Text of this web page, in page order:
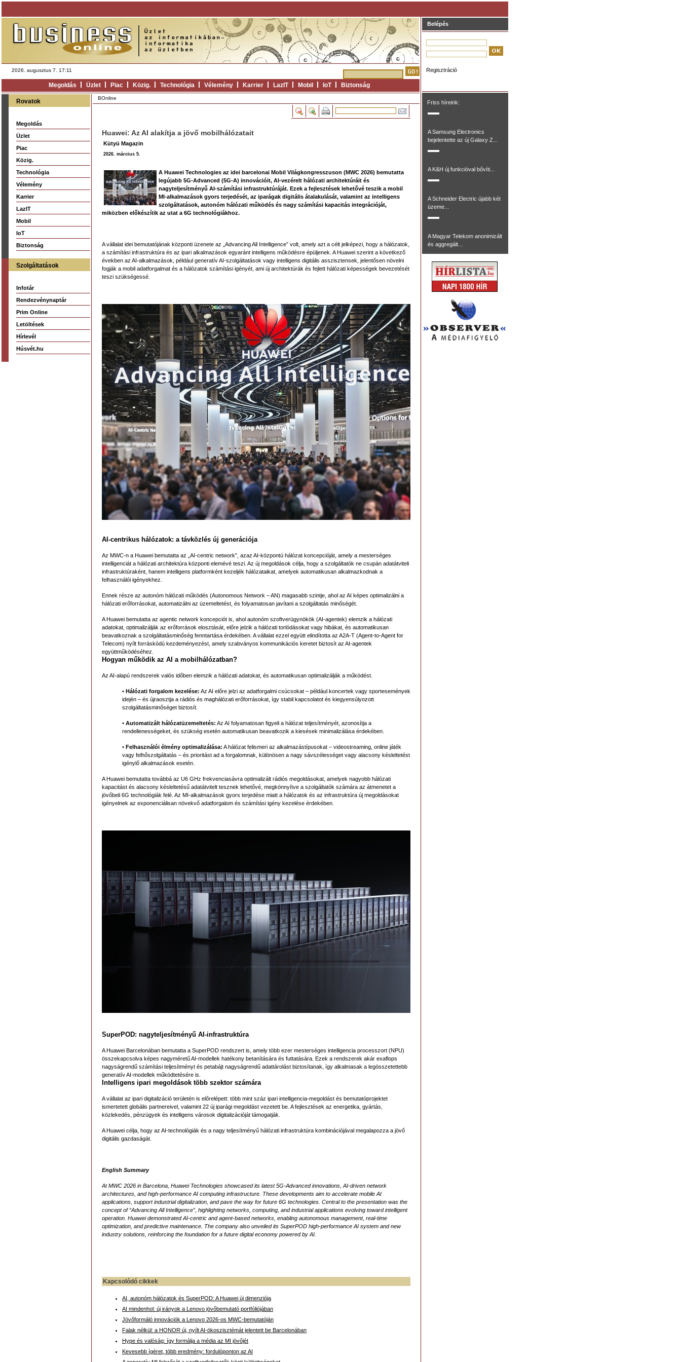
2026. augusztus 7. 17:11
Megoldás Üzlet Piac Közig. Technológia Vélemény Karrier LazIT Mobil IoT Biztonság
Rovatok
Megoldás
Üzlet
Piac
Közig.
Technológia
Vélemény
Karrier
LazIT
Mobil
IoT
Biztonság
Szolgáltatások
Infotár
Rendezvénynaptár
Prim Online
Letöltések
Hírlevél
Húsvét.hu
BOnline
Huawei: Az AI alakítja a jövő mobilhálózatait
Kütyü Magazin
2026. március 5.
A Huawei Technologies az idei barcelonai Mobil Világkongresszuson (MWC 2026) bemutatta
legújabb 5G-Advanced (5G-A) innovációit, AI-vezérelt hálózati architektúráit és
nagyteljesítményű AI-számítási infrastruktúráját. Ezek a fejlesztések lehetővé teszik a mobil
MI-alkalmazások gyors terjedését, az iparágak digitális átalakulását, valamint az intelligens
szolgáltatások, autonóm hálózati működés és nagy számítási kapacitás integrációját,
miközben előkészítik az utat a 6G technológiákhoz.
A vállalat idei bemutatójának központi üzenete az „Advancing All Intelligence” volt, amely azt a célt jelképezi, hogy a hálózatok,
a számítási infrastruktúra és az ipari alkalmazások egyaránt intelligens működésre épüljenek. A Huawei szerint a következő
években az AI-alkalmazások, például generatív AI-szolgáltatások vagy intelligens digitális asszisztensek, jelentősen növelni
fogják a mobil adatforgalmat és a hálózatok számítási igényét, ami új architektúrák és fejlett hálózati képességek bevezetését
teszi szükségessé.
AI-centrikus hálózatok: a távközlés új generációja
Az MWC-n a Huawei bemutatta az „AI-centric network”, azaz AI-központú hálózat koncepcióját, amely a mesterséges
intelligenciát a hálózati architektúra központi elemévé teszi. Az új megoldások célja, hogy a szolgáltatók ne csupán adatátviteli
infrastruktúraként, hanem intelligens platformként kezeljék hálózataikat, amelyek automatikusan alkalmazkodnak a
felhasználói igényekhez.
Ennek része az autonóm hálózati működés (Autonomous Network – AN) magasabb szintje, ahol az AI képes optimalizálni a
hálózati erőforrásokat, automatizálni az üzemeltetést, és folyamatosan javítani a szolgáltatás minőségét.
A Huawei bemutatta az agentic network koncepciót is, ahol autonóm szoftverügynökök (AI-agentek) elemzik a hálózati
adatokat, optimalizálják az erőforrások elosztását, előre jelzik a hálózati torlódásokat vagy hibákat, és automatikusan
beavatkoznak a szolgáltatásminőség fenntartása érdekében. A vállalat ezzel együtt elindította az A2A-T (Agent-to-Agent for
Telecom) nyílt forráskódú kezdeményezést, amely szabványos kommunikációs keretet biztosít az AI-agentek
együttműködéséhez.
Hogyan működik az AI a mobilhálózatban?
Az AI-alapú rendszerek valós időben elemzik a hálózati adatokat, és automatikusan optimalizálják a működést.
• Hálózati forgalom kezelése: Az AI előre jelzi az adatforgalmi csúcsokat – például koncertek vagy sportesemények
idején – és újraosztja a rádiós és maghálózati erőforrásokat, így stabil kapcsolatot és kiegyensúlyozott
szolgáltatásminőséget biztosít.
• Automatizált hálózatüzemeltetés: Az AI folyamatosan figyeli a hálózat teljesítményét, azonosítja a
rendellenességeket, és szükség esetén automatikusan beavatkozik a kiesések minimalizálása érdekében.
• Felhasználói élmény optimalizálása: A hálózat felismeri az alkalmazástípusokat – videostreaming, online játék
vagy felhőszolgáltatás – és prioritást ad a forgalomnak, különösen a nagy sávszélességet vagy alacsony késleltetést
igénylő alkalmazások esetén.
A Huawei bemutatta továbbá az U6 GHz frekvenciasávra optimalizált rádiós megoldásokat, amelyek nagyobb hálózati
kapacitást és alacsony késleltetésű adatátvitelt tesznek lehetővé, megkönnyítve a szolgáltatók számára az átmenetet a
jövőbeli 6G technológiák felé. Az MI-alkalmazások gyors terjedése miatt a hálózatok és az infrastruktúra új megoldásokat
igényelnek az exponenciálisan növekvő adatforgalom és számítási igény kezelése érdekében.
SuperPOD: nagyteljesítményű AI-infrastruktúra
A Huawei Barcelonában bemutatta a SuperPOD rendszert is, amely több ezer mesterséges intelligencia processzort (NPU)
összekapcsolva képes nagyméretű AI-modellek hatékony betanítására és futtatására. Ezek a rendszerek akár exaflops
nagyságrendű számítási teljesítményt és petabájt nagyságrendű adattárolást biztosítanak, így alkalmasak a legösszetettebb
generatív AI-modellek működtetésére is.
Intelligens ipari megoldások több szektor számára
A vállalat az ipari digitalizáció területén is előrelépett: több mint száz ipari intelligencia-megoldást és bemutatóprojektet
ismertetett globális partnereivel, valamint 22 új iparági megoldást vezetett be. A fejlesztések az energetika, gyártás,
közlekedés, pénzügyek és intelligens városok digitalizációját támogatják.
A Huawei célja, hogy az AI-technológiák és a nagy teljesítményű hálózati infrastruktúra kombinációjával megalapozza a jövő
digitális gazdaságát.
English Summary
At MWC 2026 in Barcelona, Huawei Technologies showcased its latest 5G-Advanced innovations, AI-driven network
architectures, and high-performance AI computing infrastructure. These developments aim to accelerate mobile AI
applications, support industrial digitalization, and pave the way for future 6G technologies. Central to the presentation was the
concept of “Advancing All Intelligence”, highlighting networks, computing, and industrial applications evolving toward intelligent
operation. Huawei demonstrated AI-centric and agent-based networks, enabling autonomous management, real-time
optimization, and predictive maintenance. The company also unveiled its SuperPOD high-performance AI system and new
industry solutions, reinforcing the foundation for a future digital economy powered by AI.
Kapcsolódó cikkek
AI, autonóm hálózatok és SuperPOD: A Huawei új dimenziója
AI mindenhol: új irányok a Lenovo jövőbemutató portfóliójában
Jövőformáló innovációk a Lenovo 2026-os MWC-bemutatóján
Falak nélkül: a HONOR új, nyílt AI-ökoszisztémát jelentett be Barcelonában
Hype és valóság: így formálja a média az MI jövőjét
Kevesebb ígéret, több eredmény: fordulóponton az AI
Belépés
Regisztráció
Friss híreink:
A Samsung Electronics
bejelentette az új Galaxy Z...
A K&H új funkcióval bővíti...
A Schneider Electric újabb két
üzeme...
A Magyar Telekom anonimizált
és aggregált...